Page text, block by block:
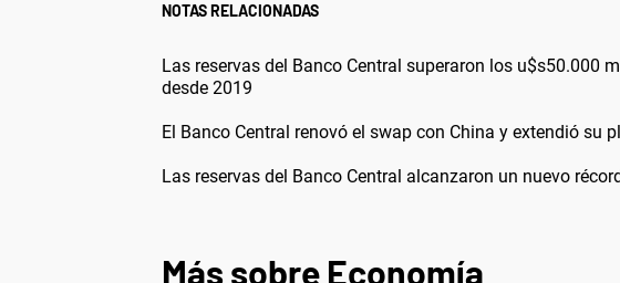
NOTAS RELACIONADAS
Las reservas del Banco Central superaron los u$s50.000
desde 2019
El Banco Central renovó el swap con China y extendió su
Las reservas del Banco Central alcanzaron un nuevo
Más sobre Economía